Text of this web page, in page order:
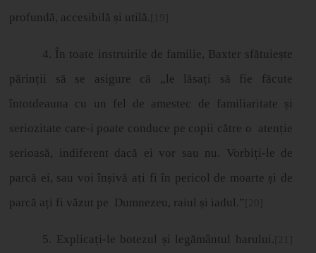
profundă, accesibilă și utilă .
4. În toate instruirile de familie, Baxter sfătuiește
părinții să se asigure că „ le lăsați să fie făcute
întotdeauna cu un fel de amestec de familiaritate și
seriozitate care-i poate conduce pe copii către o atenție
serioasă, indiferent dacă ei vor sau nu. Vorbiți-le de
parcă ei, sau voi înșivă ați fi în pericol de moarte și de
parcă ați fi văzut pe Dumnezeu, raiul și iadul.”
5. Explicați-le botezul și legământul harului.